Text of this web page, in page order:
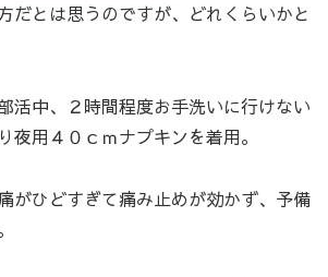
だとは思うのですが、どれくらいかと
活中、２時間程度お手洗いに行けない
夜用４０ｃｍナプキンを着用。
がひどすぎて痛み止めが効かず、予備